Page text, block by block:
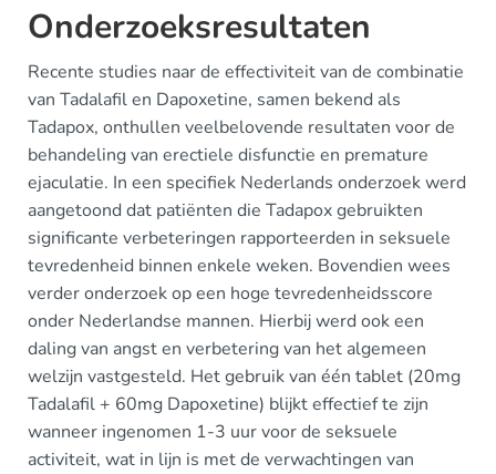
Onderzoeksresultaten
Recente studies naar de effectiviteit van de combinatie
van Tadalafil en Dapoxetine, samen bekend als
Tadapox, onthullen veelbelovende resultaten voor de
behandeling van erectiele disfunctie en premature
ejaculatie. In een specifiek Nederlands onderzoek werd
aangetoond dat patiënten die Tadapox gebruikten
significante verbeteringen rapporteerden in seksuele
tevredenheid binnen enkele weken. Bovendien wees
verder onderzoek op een hoge tevredenheidsscore
onder Nederlandse mannen. Hierbij werd ook een
daling van angst en verbetering van het algemeen
welzijn vastgesteld. Het gebruik van één tablet (20mg
Tadalafil + 60mg Dapoxetine) blijkt effectief te zijn
wanneer ingenomen 1-3 uur voor de seksuele
activiteit, wat in lijn is met de verwachtingen van